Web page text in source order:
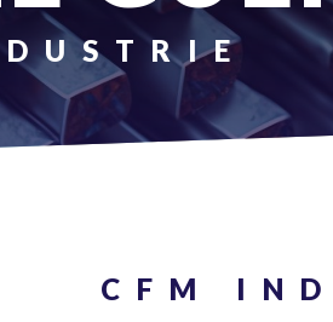
CFM